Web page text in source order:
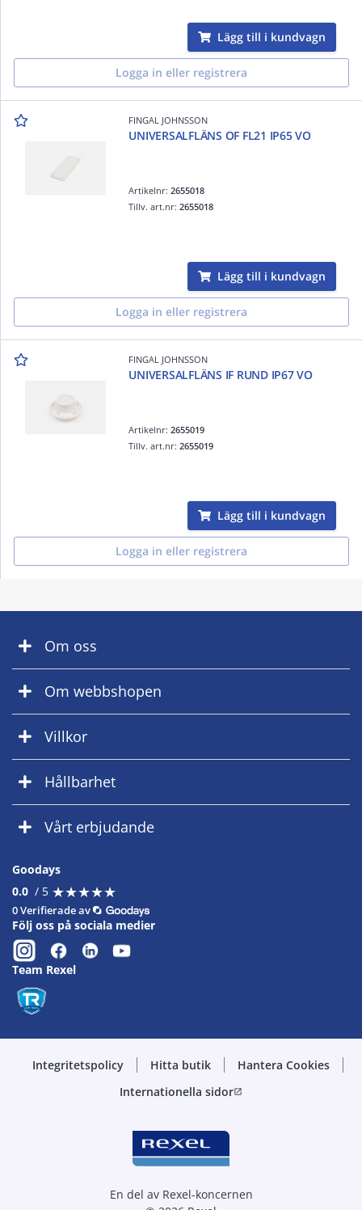
Lägg till i kundvagn
Logga in eller registrera
FINGAL JOHNSSON
UNIVERSALFLÄNS OF FL21 IP65 VO
Artikelnr:2655018
Tillv. art.nr:2655018
Lägg till i kundvagn
Logga in eller registrera
FINGAL JOHNSSON
UNIVERSALFLÄNS IF RUND IP67 VO
Artikelnr:2655019
Tillv. art.nr:2655019
Lägg till i kundvagn
Logga in eller registrera
Om oss
Om webbshopen
Villkor
Hållbarhet
Vårt erbjudande
Goodays
0.0 / 5 ★★★★★
★★★★★
0 Verifierade av
Följ oss på sociala medier
Team Rexel
Integritetspolicy Hitta butik
Hantera Cookies
Internationella sidoropen_in_new
En del av Rexel-koncernen